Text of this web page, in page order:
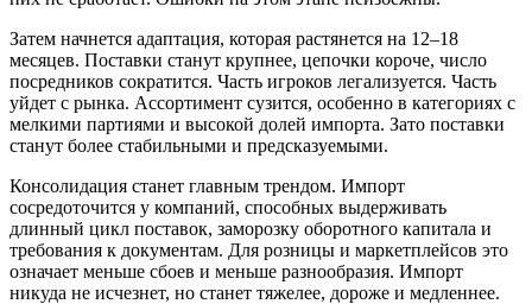
Затем начнется адаптация, которая растянется на 12–18
месяцев. Поставки станут крупнее, цепочки короче, число
посредников сократится. Часть игроков легализуется. Часть
уйдет с рынка. Ассортимент сузится, особенно в категориях с
мелкими партиями и высокой долей импорта. Зато поставки
станут более стабильными и предсказуемыми.
Консолидация станет главным трендом. Импорт
сосредоточится у компаний, способных выдерживать
длинный цикл поставок, заморозку оборотного капитала и
требования к документам. Для розницы и маркетплейсов это
означает меньше сбоев и меньше разнообразия. Импорт
никуда не исчезнет, но станет тяжелее, дороже и медленнее.